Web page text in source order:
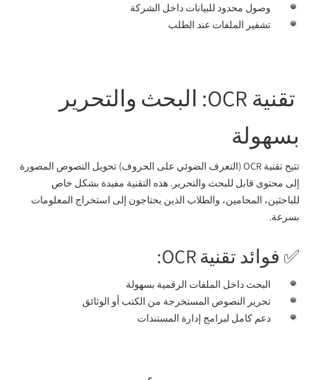
وصول محدود للبيانات داخل الشركة
تشفير الملفات عند الطلب
تقنية OCR: البحث والتحرير
بسهولة
تتيح تقنية OCR (التعرف الضوئي على الحروف) تحويل النصوص المصورة
إلى محتوى قابل للبحث والتحرير. هذه التقنية مفيدة بشكل خاص
للباحثين، المحامين، والطلاب الذين يحتاجون إلى استخراج المعلومات
بسرعة.
✅ فوائد تقنية OCR:
البحث داخل الملفات الرقمية بسهولة
تحرير النصوص المستخرجة من الكتب أو الوثائق
دعم كامل لبرامج إدارة المستندات